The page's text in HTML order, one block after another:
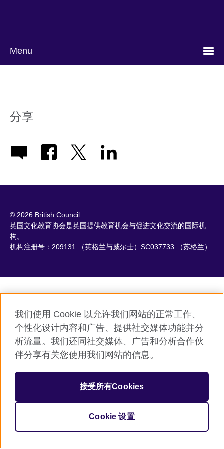
Menu
分享
© 2026 British Council
英国文化教育协会是英国提供教育机会与促进文化交流的国际机
构。
机构注册号：209131 （英格兰与威尔士）SC037733 （苏格兰）
我们使用 Cookie 以允许我们网站的正常工作、
个性化设计内容和广告、提供社交媒体功能并分
析流量。我们还同社交媒体、广告和分析合作伙
伴分享有关您使用我们网站的信息。
接受所有Cookies
Cookie 设置